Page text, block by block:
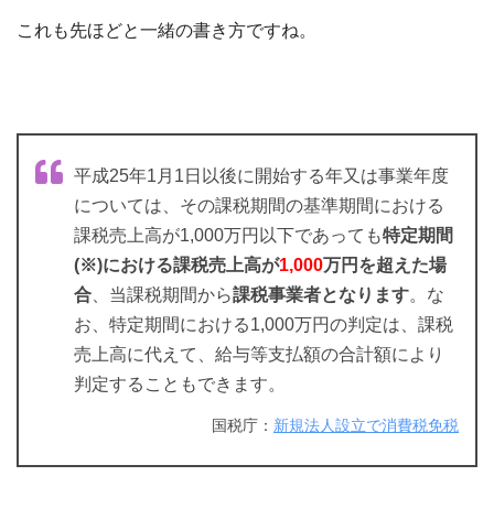
これも先ほどと一緒の書き方ですね。
平成25年1月1日以後に開始する年又は事業年度
については、その課税期間の基準期間における
課税売上高が1,000万円以下であっても特定期間
(※)における課税売上高が1,000万円を超えた場
合 、当課税期間から課税事業者となります。な
お、特定期間における1,000万円の判定は、課税
売上高に代えて、給与等支払額の合計額により
判定することもできます。
国税庁： 新規法人設立で消費税免税